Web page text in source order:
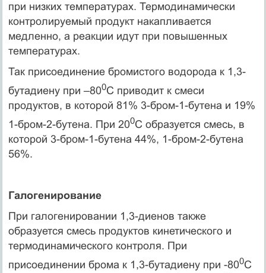
при низких температурах. Термодинамически
контролируемый продукт накапливается
медленно, а реакции идут при повышенных
температурах.
Так присоединение бромистого водорода к 1,3-
бутадиену при –800С приводит к смеси
продуктов, в которой 81% 3-бром-1-бутена и 19%
1-бром-2-бутена. При 200С образуется смесь, в
которой 3-бром-1-бутена 44%, 1-бром-2-бутена
56%.
Галогенирование
При галогенировании 1,3-диенов также
образуется смесь продуктов кинетического и
термодинамического контроля. При
присоединении брома к 1,3-бутадиену при -800С